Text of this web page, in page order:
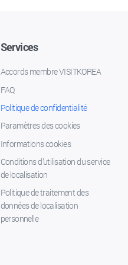
Services
Accords membre VISITKOREA
FAQ
Politique de confidentialité
Paramètres des cookies
Informations cookies
Conditions d’utilisation du service
de localisation
Politique de traitement des
données de localisation
personnelle